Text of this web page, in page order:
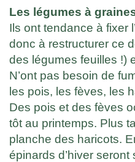
Les légumes à
Ils ont tendance à fixer
donc à restructurer ce
des légumes feuilles !)
N’ont pas besoin de
les pois, les fèves, les
Des pois et des fèves
tôt au printemps. Plus
planche des haricots.
épinards d’hiver